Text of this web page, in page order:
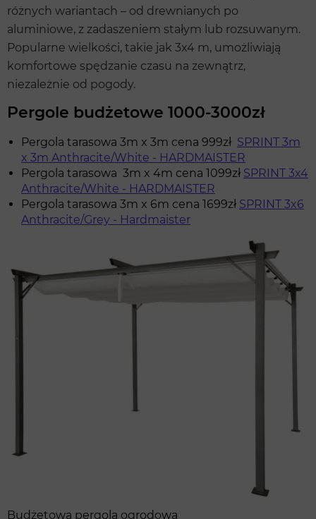
różnych wariantach – od drewnianych po
aluminiowe, z zadaszeniem stałym lub rozsuwanym.
Popularne wielkości, takie jak 3x4 m, umożliwiają
komfortowe spędzanie czasu na zewnątrz,
niezależnie od pogody.
Pergole budżetowe 1000-3000zł
Pergola tarasowa 3m x 3m cena 999zł SPRINT 3m
x 3m Anthracite/White - HARDMAISTER
Pergola tarasowa 3m x 4m cena 1099zł SPRINT 3x4
Anthracite/White - HARDMAISTER
Pergola tarasowa 3m x 6m cena 1699zł SPRINT 3x6
Anthracite/Grey - Hardmaister
Budżetowa pergola ogrodowa